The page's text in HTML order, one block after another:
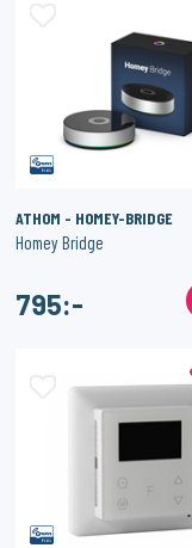
ATHOM - HOMEY-BRIDGE
Homey Bridge
795:-